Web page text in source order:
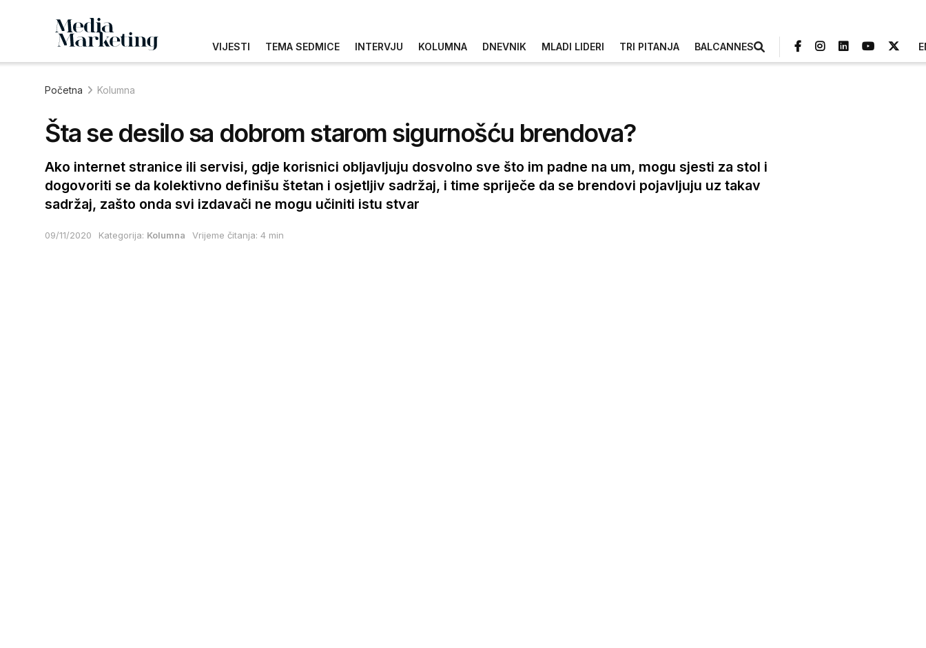
VIJESTI TEMA SEDMICE INTERVJU KOLUMNA DNEVNIK MLADI LIDERI TRI PITANJA BALCANNES
Početna Kolumna
Šta se desilo sa dobrom starom sigurnošću brendova?
Ako internet stranice ili servisi, gdje korisnici obljavljuju dosvolno sve što im padne na um, mogu sjesti za stol i
dogovoriti se da kolektivno definišu štetan i osjetljiv sadržaj, i time spriječe da se brendovi pojavljuju uz takav
sadržaj, zašto onda svi izdavači ne mogu učiniti istu stvar
09/11/2020 Kategorija: Kolumna Vrijeme čitanja: 4 min